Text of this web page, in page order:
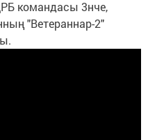
командасы 3нче,
"Ветераннар-2"